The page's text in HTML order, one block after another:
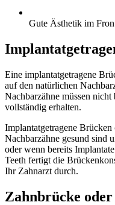
Gute Ästhetik im
Eine implantatgetragene
auf den natürlichen
Nachbarzähne müssen
vollständig erhalten.
Implantatgetragene
Nachbarzähne gesund sind
oder wenn bereits
Teeth fertigt die
Ihr Zahnarzt durch.
Zahnbrücke